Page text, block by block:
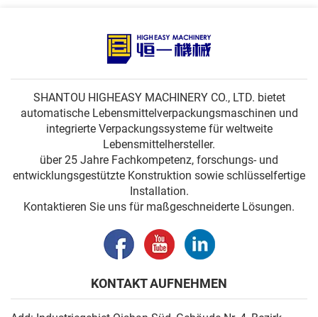
SHANTOU HIGHEASY MACHINERY CO., LTD. bietet
automatische Lebensmittelverpackungsmaschinen und
integrierte Verpackungssysteme für weltweite
Lebensmittelhersteller.
über 25 Jahre Fachkompetenz, forschungs- und
entwicklungsgestützte Konstruktion sowie schlüsselfertige
Installation.
Kontaktieren Sie uns für maßgeschneiderte Lösungen.
KONTAKT AUFNEHMEN